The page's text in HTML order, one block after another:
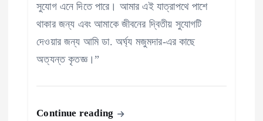
সুযোগ এনে দিতে পারে। আমার এই যাত্রাপথে পাশে
থাকার জন্য এবং আমাকে জীবনের দ্বিতীয় সুযোগটি
দেওয়ার জন্য আমি ডা. অর্ঘ্য মজুমদার-এর কাছে
অত্যন্ত কৃতজ্ঞ।”
Continue reading